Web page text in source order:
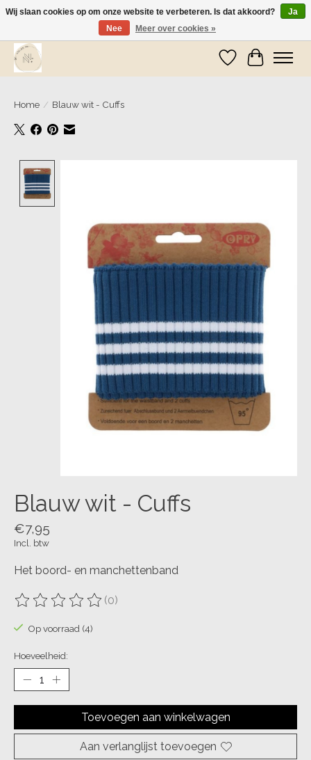
Wij zijn op vakantie! Vanaf zaterdag 9 mei worden er weer pakketjes verzonden
Verlanglijst
Home / Blauw wit - Cuffs
Blauw wit - Cuffs
€7,95
Incl. btw
Het boord- en manchettenband
De beoordeling van dit product is
(0)
Op voorraad (4)
Hoeveelheid:
Toevoegen aan winkelwagen
Aan verlanglijst toevoegen
Wij slaan cookies op om onze website te verbeteren. Is dat akkoord?
Ja
Nee
Meer over cookies »